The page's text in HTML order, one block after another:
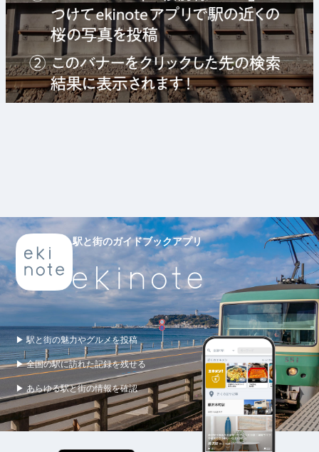
駅と街のガイドブックアプリ
▶ 駅と街の魅力やグルメを投稿
▶ 全国の駅に訪れた記録を残せる
▶ あらゆる駅と街の情報を確認